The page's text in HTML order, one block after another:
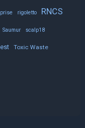
rigoletto RNCS
Saumur scalp18
Toxic Waste